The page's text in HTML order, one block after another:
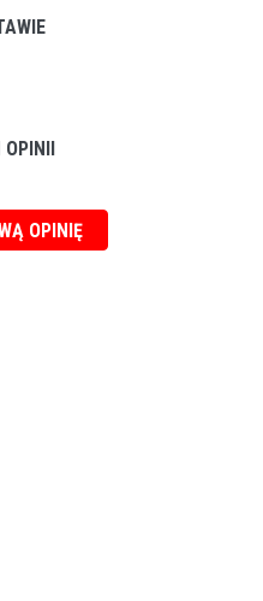
OPINII
OPINIĘ